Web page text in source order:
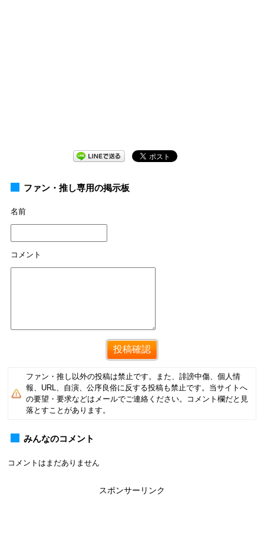
ファン・推し専用の掲示板
名前
コメント
ファン・推し以外の投稿は禁止です。また、誹謗中傷、個人情
報、URL、自演、公序良俗に反する投稿も禁止です。当サイトへ
の要望・要求などはメールでご連絡ください。コメント欄だと見
落とすことがあります。
みんなのコメント
コメントはまだありません
スポンサーリンク